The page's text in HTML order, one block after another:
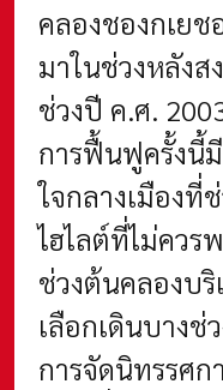
คลองชองกเย
มาในช่วงหลัง
ช่วงปี ค.ศ.
การฟื้นฟูครั้งนี้
ใจกลางเมือง
ไฮไลต์ที่ไม่ควร
ช่วงต้นคลองบริ
เลือกเดินบาง
การจัดนิทรรศ